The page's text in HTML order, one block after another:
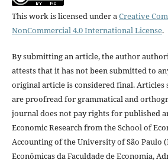
This work is licensed under aCreative
NonCommercial 4.0 International License.
By submitting an article, the author
attests that it has not been submitted to
original article is considered final.
are proofread for grammatical and
journal does not pay rights for published
Economic Research from the School of
Accounting of the University of São Paulo
Econômicas da Faculdade de Economia,